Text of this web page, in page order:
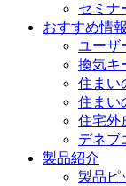
セミナ
おすすめ情報
ユーザ
換気キ
住まい
住まい
住宅外
デネブ
製品紹介
製品ピ